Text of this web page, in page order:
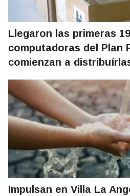
Llegaron las primeras
computadoras del Plan
comienzan a
Impulsan en Villa La